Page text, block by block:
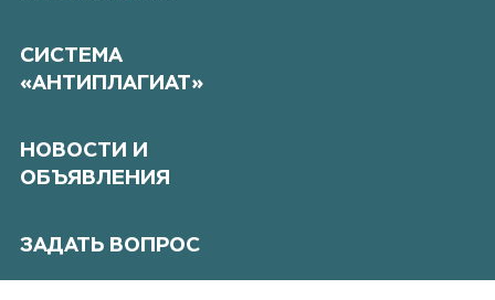
СИСТЕМА
«АНТИПЛАГИАТ»
НОВОСТИ И
ОБЪЯВЛЕНИЯ
ЗАДАТЬ ВОПРОС